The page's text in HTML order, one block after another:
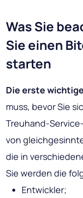
Was Sie
Sie einen
starten
Die erste
muss, bevor Sie
Treuhand-
von
die in
Sie werden die
Entwickler;